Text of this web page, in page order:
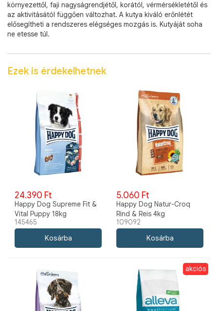
környezettől, faji nagyságrendjétől, korától, vérmérsékletétől és
az aktivitásától függően változhat. A kutya kiváló erőnlétét
elősegítheti a rendszeres elégséges mozgás is. Kutyáját soha
ne etesse túl.
Ezek is érdekelhetnek
24.390 Ft
Happy Dog Supreme Fit &
Vital Puppy 18kg
145465
5.060 Ft
Happy Dog Natur-Croq
Rind & Reis 4kg
109092
akciós